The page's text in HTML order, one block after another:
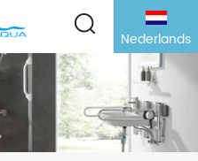
Nederlands